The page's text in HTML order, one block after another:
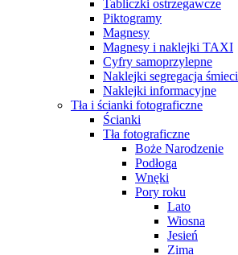
Tabliczki ostrzegawcze
Piktogramy
Magnesy
Magnesy i naklejki TAXI
Cyfry samoprzylepne
Naklejki segregacja śmieci
Naklejki informacyjne
Tła i ścianki fotograficzne
Ścianki
Tła fotograficzne
Boże Narodzenie
Podłoga
Wnęki
Pory roku
Lato
Wiosna
Jesień
Zima